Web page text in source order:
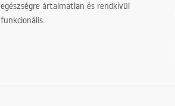
egészségre ártalmatlan és rendkívül
funkcionális.